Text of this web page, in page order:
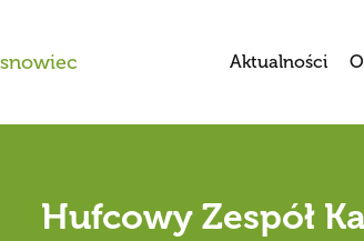
Aktualności
Hufcowy Zespół